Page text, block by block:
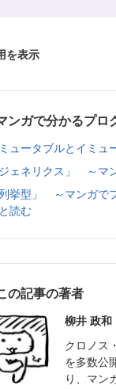
を表示
ンガで分かるプロ
ミュータブルとイミ
ジェネリクス」 ～マ
列挙型」 ～マンガで
読む
の記事の著者
柳井 政和
クロノス
を多数公
り、マン